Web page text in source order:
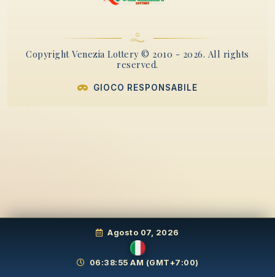
Agosto 07, 2026
06:38:55 AM (GMT+7:00)
Copyright Venezia Lottery © 2010 - 2026. All rights
reserved.
GIOCO RESPONSABILE